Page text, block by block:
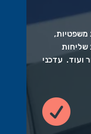
משפטיות,
שליחות
ועוד. עדכני
